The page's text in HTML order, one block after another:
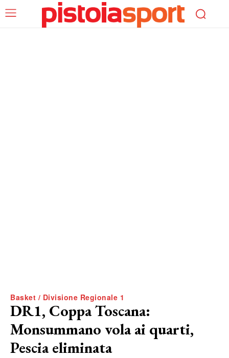
Basket / Divisione Regionale 1
DR1, Coppa Toscana:
Monsummano vola ai quarti,
Pescia eliminata